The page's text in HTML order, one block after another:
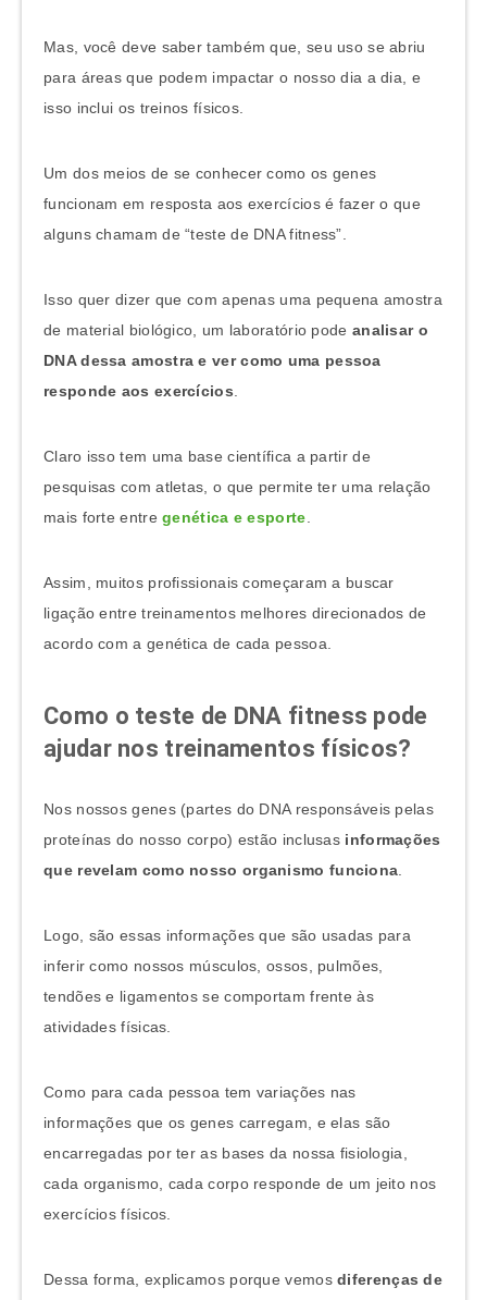
Mas, você deve saber também que, seu uso se abriu
para áreas que podem impactar o nosso dia a dia, e
isso inclui os treinos físicos.
Um dos meios de se conhecer como os genes
funcionam em resposta aos exercícios é fazer o que
alguns chamam de “teste de DNA fitness”.
Isso quer dizer que com apenas uma pequena amostra
de material biológico, um laboratório pode analisar o
DNA dessa amostra e ver como uma pessoa
responde aos exercícios
Claro isso tem uma base científica a partir de
pesquisas com atletas, o que permite ter uma relação
mais forte entregenética e esporte
Assim, muitos profissionais começaram a buscar
ligação entre treinamentos melhores direcionados de
acordo com a genética de cada pessoa.
Como o teste de DNA fitness pode
ajudar nos treinamentos físicos?
Nos nossos genes (partes do DNA responsáveis pelas
proteínas do nosso corpo) estão inclusas informações
que revelam como nosso organismo funciona
Logo, são essas informações que são usadas para
inferir como nossos músculos, ossos, pulmões,
tendões e ligamentos se comportam frente às
atividades físicas.
Como para cada pessoa tem variações nas
informações que os genes carregam, e elas são
encarregadas por ter as bases da nossa fisiologia,
cada organismo, cada corpo responde de um jeito nos
exercícios físicos.
Dessa forma, explicamos porque vemosdiferenças de